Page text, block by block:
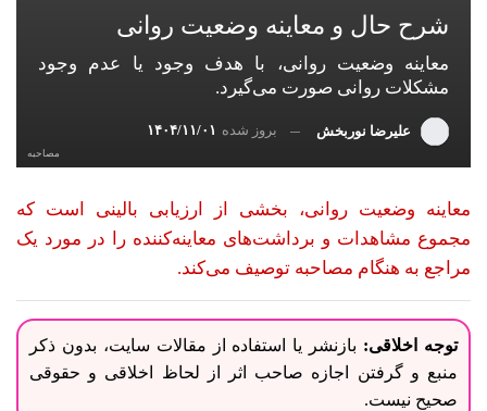
شرح حال و معاینه وضعیت روانی
معاینه وضعیت روانی، با هدف وجود یا عدم وجود
مشكلات روانی صورت می‌گیرد.
علیرضا نوربخش بروز شده ۱۴۰۴/۱۱/۰۱
مصاحبه
معاینه وضعیت روانی، بخشی از ارزیابی بالینی است که
مجموع مشاهدات و برداشت‌های معاینه‌کننده را در مورد یک
مراجع به هنگام مصاحبه توصیف می‌کند.
توجه اخلاقی: بازنشر یا استفاده از مقالات سایت، بدون ذکر
منبع و گرفتن اجازه صاحب اثر از لحاظ اخلاقی و حقوقی
صحیح نیست.